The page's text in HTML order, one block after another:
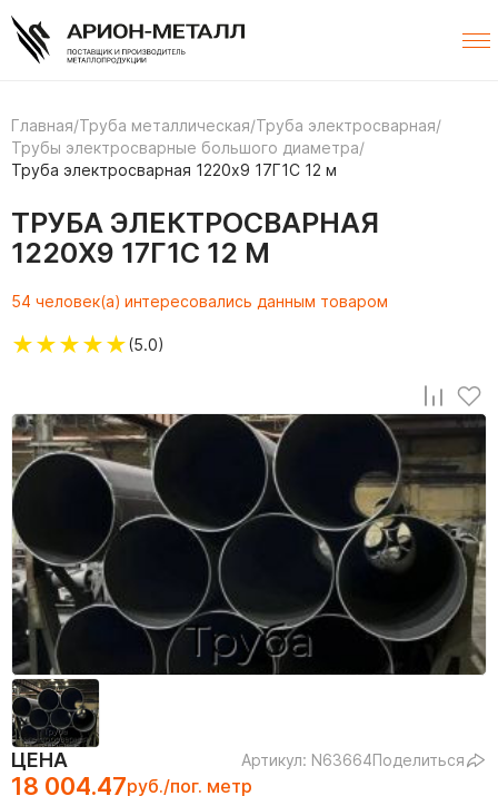
Главная/Труба металлическая/Труба электросварная/
Трубы электросварные большого диаметра/
Труба электросварная 1220х9 17Г1С 12 м
ТРУБА ЭЛЕКТРОСВАРНАЯ
1220Х9 17Г1С 12 М
54 человек(а) интересовались данным товаром
★★★★★(5.0)
ЦЕНА Артикул: N63664Поделиться
18 004.47руб./пог. метр